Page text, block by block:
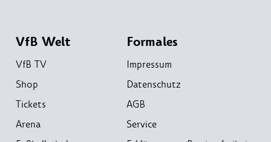
VfB Welt
VfB TV
Shop
Tickets
Arena
Formales
Impressum
Datenschutz
AGB
Service